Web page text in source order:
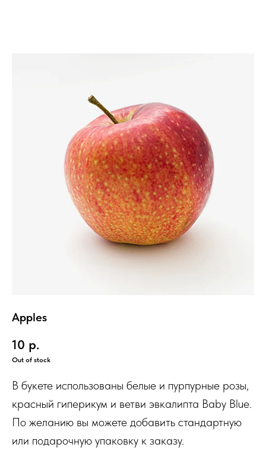
Apples
10 р.
Out of stock
В букете использованы белые и пурпурные розы,
красный гиперикум и ветви эвкалипта Baby Blue.
По желанию вы можете добавить стандартную
или подарочную упаковку к заказу.